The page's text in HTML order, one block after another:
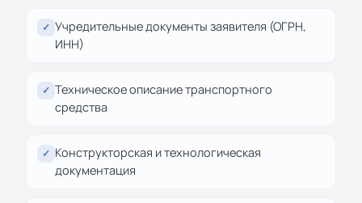
✓ Учредительные документы заявителя (ОГРН,
ИНН)
✓ Техническое описание транспортного
средства
✓ Конструкторская и технологическая
документация